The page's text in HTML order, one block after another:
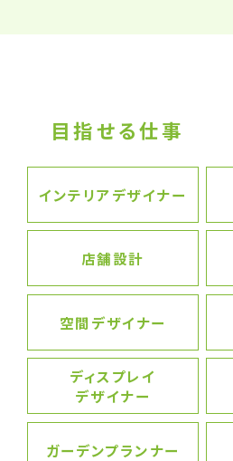
目指せる仕事
インテリアデザイナー
店舗設計
空間デザイナー
ディスプレイ
デザイナー
ガーデンプランナー